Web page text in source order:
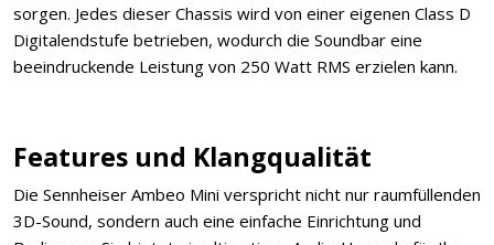
sorgen. Jedes dieser Chassis wird von einer eigenen Class D
Digitalendstufe betrieben, wodurch die Soundbar eine
beeindruckende Leistung von 250 Watt RMS erzielen kann.
Features und Klangqualität
Die Sennheiser Ambeo Mini verspricht nicht nur raumfüllenden
3D-Sound, sondern auch eine einfache Einrichtung und